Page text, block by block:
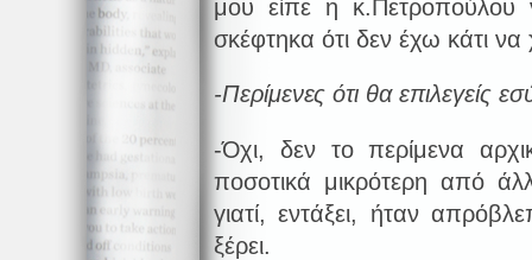
μου είπε η
σκέφτηκα ότι δεν έχω κάτι
-Περίμενες ότι θα επιλεγείς
-Όχι, δεν το περίμενα
ποσοτικά μικρότερη από
γιατί, εντάξει, ήταν
ξέρει.